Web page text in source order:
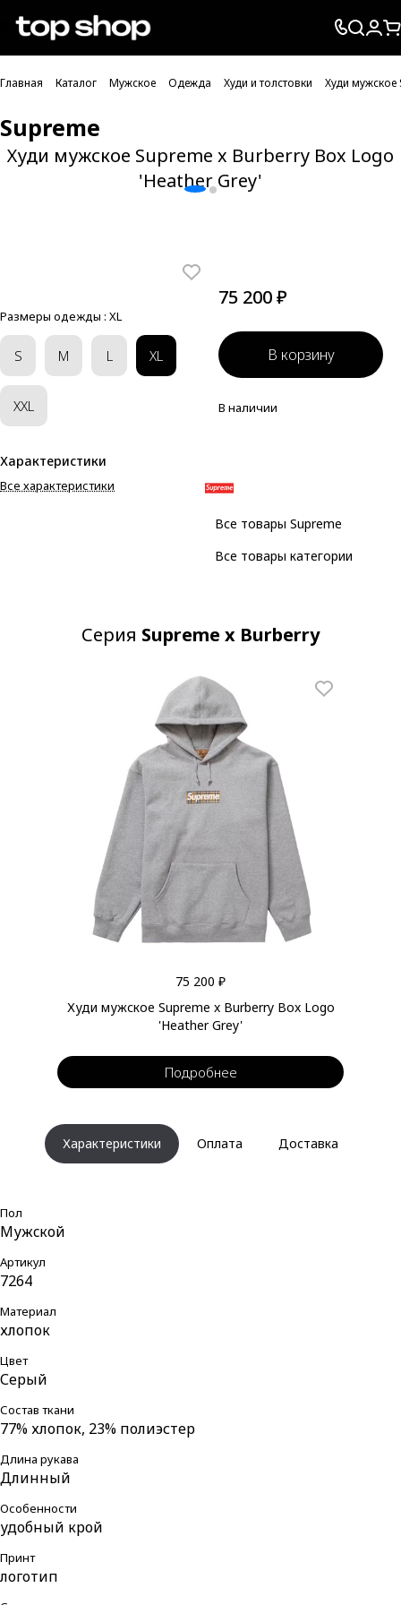
Проверка хлебных крошек
Главная Каталог Мужское Одежда Худи и толстовки Худи
Supreme
Худи мужское Supreme x Burberry Box Logo
'Heather Grey'
Размеры одежды : XL
S M L XL
XXL
Характеристики
Все характеристики
75 200 ₽
В корзину
В наличии
Все товары Supreme
Все товары категории
Серия Supreme x Burberry
75 200 ₽
Худи мужское Supreme x Burberry Box Logo
'Heather Grey'
Подробнее
Характеристики Оплата Доставка
Пол
Мужcкой
Артикул
7264
Материал
хлопок
Цвет
Серый
Состав ткани
77% хлопок, 23% полиэстер
Длина рукава
Длинный
Особенности
удобный крой
Принт
логотип